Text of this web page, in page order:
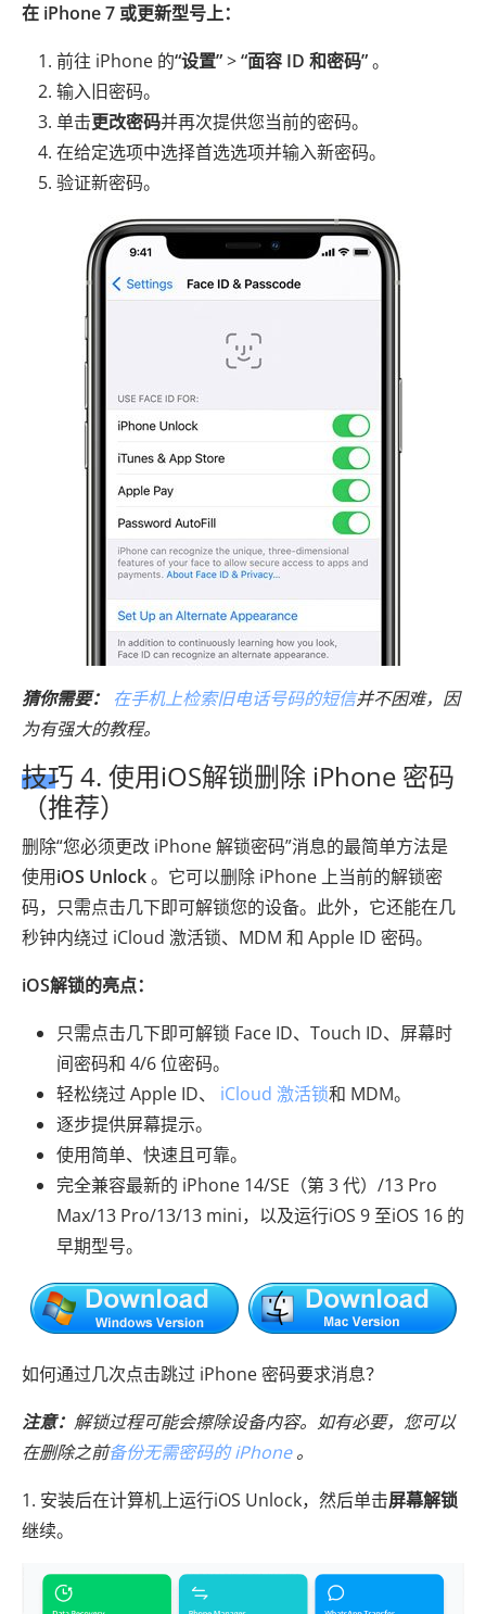
在 iPhone 7 或更新型号上：
前往 iPhone 的“设置”>“面容 ID 和密码”。
输入旧密码。
单击更改密码并再次提供您当前的密码。
在给定选项中选择首选选项并输入新密码。
验证新密码。
猜你需要： 在手机上检索旧电话号码的短信并不困难，因
为有强大的教程。
技巧 4. 使用iOS解锁删除 iPhone 密码
（推荐）
删除“您必须更改 iPhone 解锁密码”消息的最简单方法是
使用iOS Unlock。它可以删除 iPhone 上当前的解锁密
码，只需点击几下即可解锁您的设备。此外，它还能在几
秒钟内绕过 iCloud 激活锁、MDM 和 Apple ID 密码。
iOS解锁的亮点：
只需点击几下即可解锁 Face ID、Touch ID、屏幕时
间密码和 4/6 位密码。
轻松绕过 Apple ID、 iCloud 激活锁和 MDM。
逐步提供屏幕提示。
使用简单、快速且可靠。
完全兼容最新的 iPhone 14/SE（第 3 代）/13 Pro
Max/13 Pro/13/13 mini，以及运行iOS 9 至iOS 16 的
早期型号。
如何通过几次点击跳过 iPhone 密码要求消息？
注意： 解锁过程可能会擦除设备内容。如有必要，您可以
在删除之前备份无需密码的 iPhone。
1. 安装后在计算机上运行iOS Unlock，然后单击屏幕解锁
继续。